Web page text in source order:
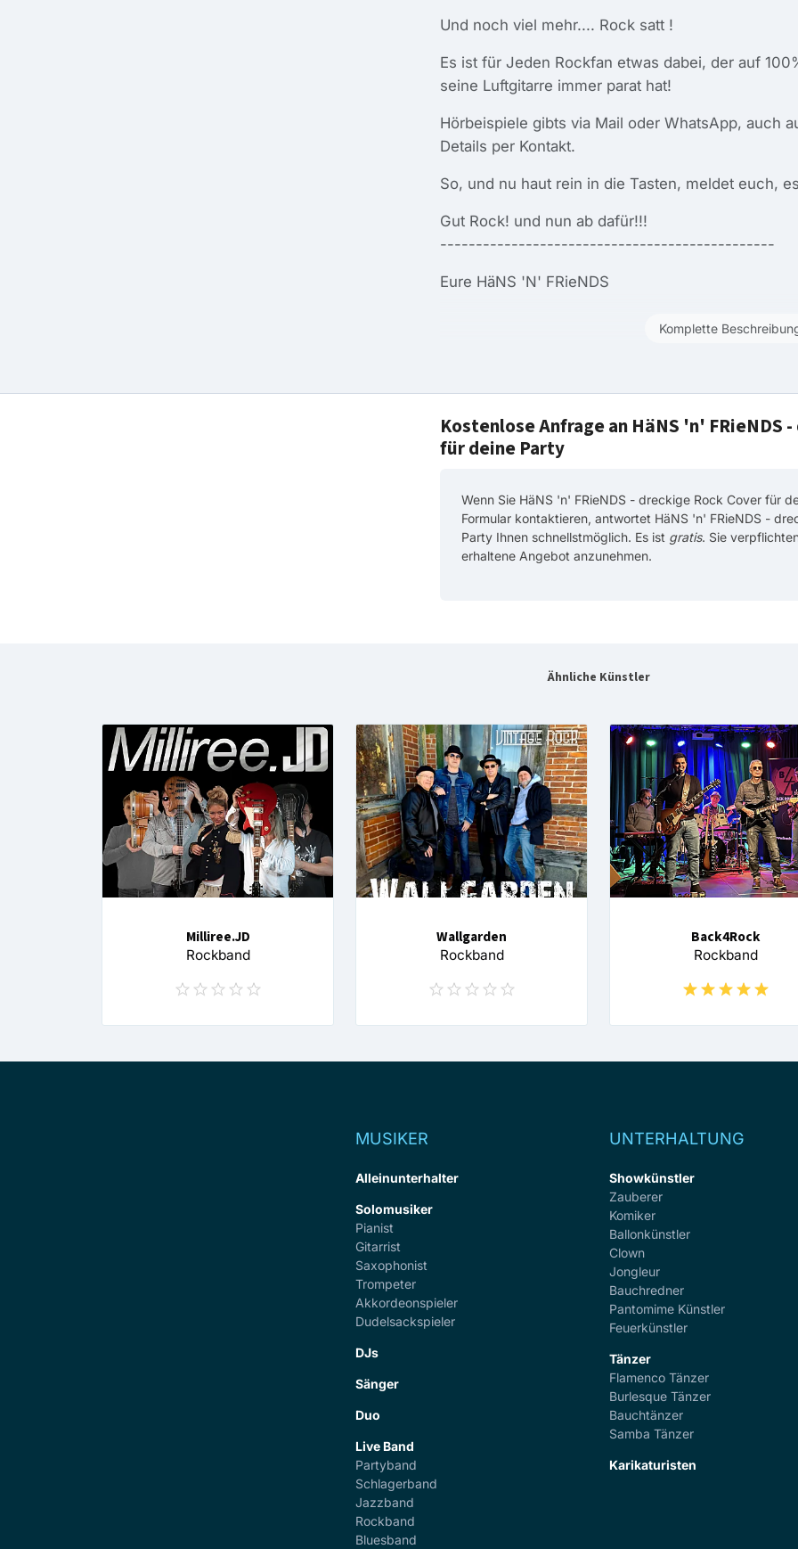
Und noch viel mehr.... Rock satt !
Es ist für Jeden Rockfan etwas dabei, der auf
seine Luftgitarre immer parat hat!
Hörbeispiele gibts via Mail oder WhatsApp, auch
Details per Kontakt.
So, und nu haut rein in die Tasten, meldet euch,
Gut Rock! und nun ab dafür!!!
-----------------------------------------------
Eure HäNS 'N' FRieNDS
Komplette
Kostenlose Anfrage an HäNS 'n' FRieNDS
für deine Party
Wenn Sie HäNS 'n' FRieNDS - dreckige Rock Cover für
Formular kontaktieren, antwortet HäNS 'n' FRieNDS -
Party Ihnen schnellstmöglich. Es ist gratis. Sie
erhaltene Angebot anzunehmen.
Ähnliche Künstler
Milliree.JD
Rockband
Wallgarden
Rockband
Back4Rock
Rockband
MUSIKER
Alleinunterhalter
Solomusiker
Pianist
Gitarrist
Saxophonist
Trompeter
Akkordeonspieler
Dudelsackspieler
DJs
Sänger
Duo
Live Band
Partyband
Schlagerband
Jazzband
Rockband
Bluesband
UNTERHALTUNG
Showkünstler
Zauberer
Komiker
Ballonkünstler
Clown
Jongleur
Bauchredner
Pantomime Künstler
Feuerkünstler
Tänzer
Flamenco Tänzer
Burlesque Tänzer
Bauchtänzer
Samba Tänzer
Karikaturisten